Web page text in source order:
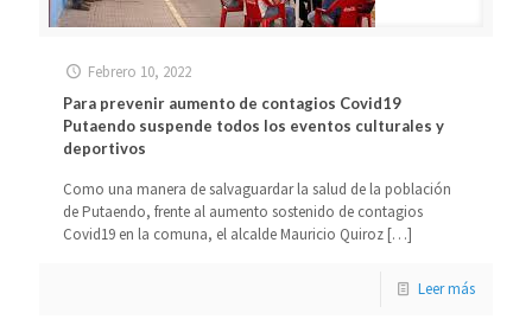
Febrero 10, 2022
Para prevenir aumento de contagios Covid19
Putaendo suspende todos los eventos culturales y
deportivos
Como una manera de salvaguardar la salud de la población
de Putaendo, frente al aumento sostenido de contagios
Covid19 en la comuna, el alcalde Mauricio Quiroz […]
Leer más